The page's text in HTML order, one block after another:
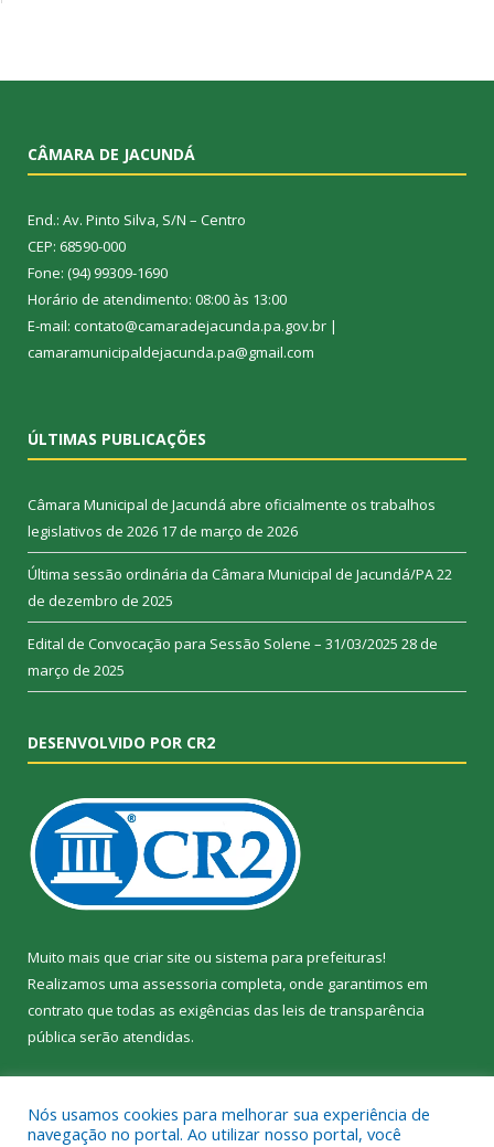
CÂMARA DE JACUNDÁ
End.: Av. Pinto Silva, S/N – Centro
CEP: 68590-000
Fone: (94) 99309-1690
Horário de atendimento: 08:00 às 13:00
E-mail: contato@camaradejacunda.pa.gov.br |
camaramunicipaldejacunda.pa@gmail.com
ÚLTIMAS PUBLICAÇÕES
Câmara Municipal de Jacundá abre oficialmente os trabalhos
legislativos de 2026 17 de março de 2026
Última sessão ordinária da Câmara Municipal de Jacundá/PA22
de dezembro de 2025
Edital de Convocação para Sessão Solene – 31/03/2025 28 de
março de 2025
DESENVOLVIDO POR CR2
Muito mais que criar site ou sistema para prefeituras!
Realizamos uma assessoria completa, onde garantimos em
contrato que todas as exigências das leis de transparência
pública serão atendidas.
Nós usamos cookies para melhorar sua experiência de
navegação no portal. Ao utilizar nosso portal, você